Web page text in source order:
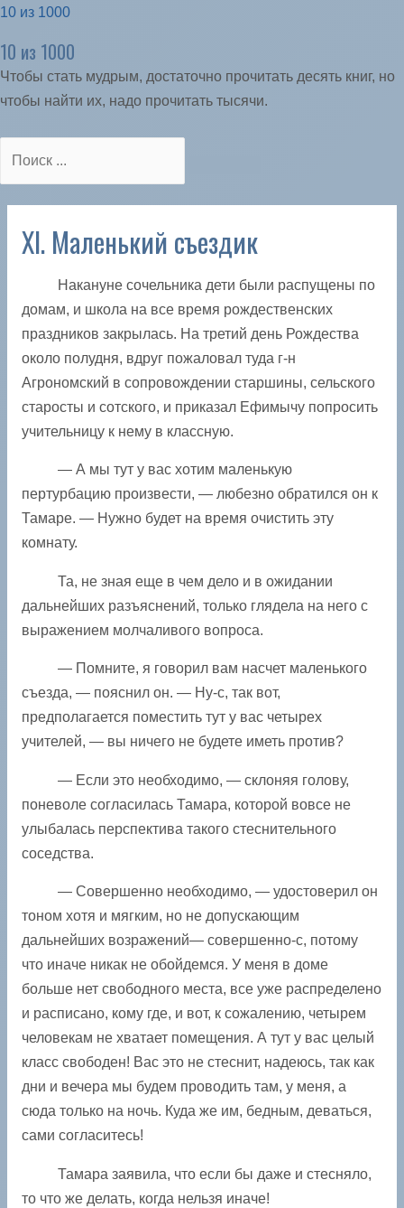
10 из 1000
10 из 1000
Чтобы стать мудрым, достаточно прочитать десять книг, но
чтобы найти их, надо прочитать тысячи.
XI. Маленький съездик
Накануне сочельника дети были распущены по
домам, и школа на все время рождественских
праздников закрылась. На третий день Рождества
около полудня, вдруг пожаловал туда г-н
Агрономский в сопровождении старшины, сельского
старосты и сотского, и приказал Ефимычу попросить
учительницу к нему в классную.
— А мы тут у вас хотим маленькую
пертурбацию произвести, — любезно обратился он к
Тамаре. — Нужно будет на время очистить эту
комнату.
Та, не зная еще в чем дело и в ожидании
дальнейших разъяснений, только глядела на него с
выражением молчаливого вопроса.
— Помните, я говорил вам насчет маленького
съезда, — пояснил он. — Ну-с, так вот,
предполагается поместить тут у вас четырех
учителей, — вы ничего не будете иметь против?
— Если это необходимо, — склоняя голову,
поневоле согласилась Тамара, которой вовсе не
улыбалась перспектива такого стеснительного
соседства.
— Совершенно необходимо, — удостоверил он
тоном хотя и мягким, но не допускающим
дальнейших возражений— совершенно-с, потому
что иначе никак не обойдемся. У меня в доме
больше нет свободного места, все уже распределено
и расписано, кому где, и вот, к сожалению, четырем
человекам не хватает помещения. А тут у вас целый
класс свободен! Вас это не стеснит, надеюсь, так как
дни и вечера мы будем проводить там, у меня, а
сюда только на ночь. Куда же им, бедным, деваться,
сами согласитесь!
Тамара заявила, что если бы даже и стесняло,
то что же делать, когда нельзя иначе!